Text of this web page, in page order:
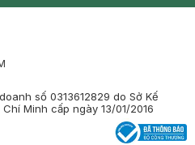
số 0313612829 do Sở Kế
Minh cấp ngày 13/01/2016